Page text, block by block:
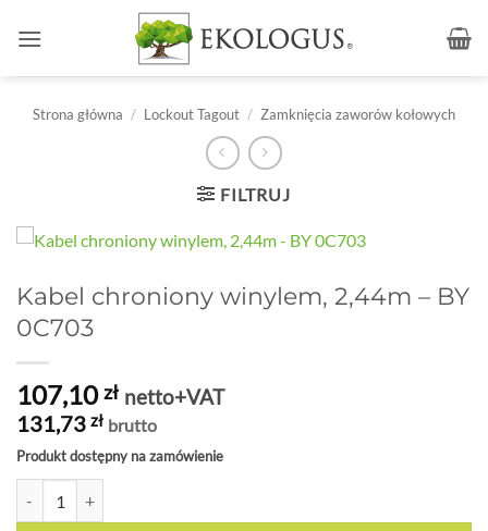
Strona główna / Lockout Tagout / Zamknięcia zaworów kołowych
FILTRUJ
Kabel chroniony winylem, 2,44m – BY
0C703
107,10zł netto+VAT
131,73 zł brutto
Produkt dostępny na zamówienie